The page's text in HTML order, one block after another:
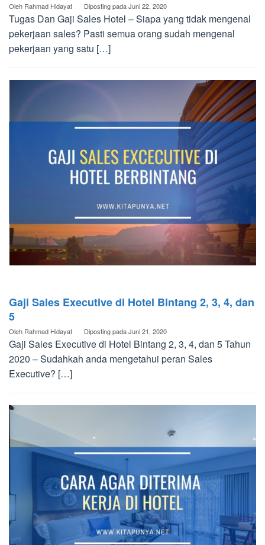
Oleh Rahmad Hidayat Diposting padaJuni 22, 2020
Tugas Dan Gaji Sales Hotel – Siapa yang tidak mengenal
pekerjaan sales? Pasti semua orang sudah mengenal
pekerjaan yang satu […]
Gaji Sales Executive di Hotel Bintang 2, 3, 4, dan
5
Oleh Rahmad Hidayat Diposting padaJuni 21, 2020
Gaji Sales Executive di Hotel Bintang 2, 3, 4, dan 5 Tahun
2020 – Sudahkah anda mengetahui peran Sales
Executive? […]